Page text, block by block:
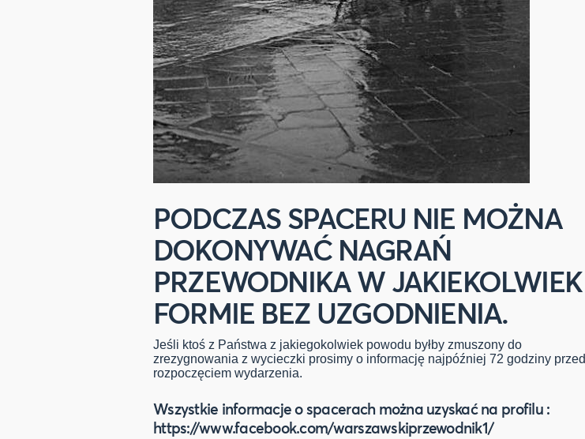
PODCZAS SPACERU NIE MOŻNA
DOKONYWAĆ NAGRAŃ
PRZEWODNIKA W JAKIEKOLWIEK
FORMIE BEZ UZGODNIENIA.
Jeśli ktoś z Państwa z jakiegokolwiek powodu byłby zmuszony do
zrezygnowania z wycieczki prosimy o informację najpóźniej 72 godziny przed
rozpoczęciem wydarzenia.
Wszystkie informacje o spacerach można uzyskać na profilu :
https://www.facebook.com/warszawskiprzewodnik1/